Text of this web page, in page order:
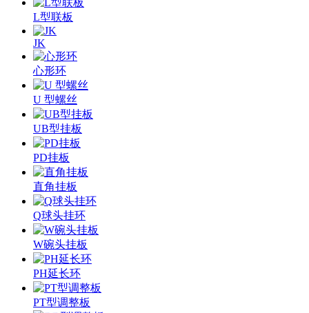
L型联板
JK
心形环
U 型螺丝
UB型挂板
PD挂板
直角挂板
Q球头挂环
W碗头挂板
PH延长环
PT型调整板